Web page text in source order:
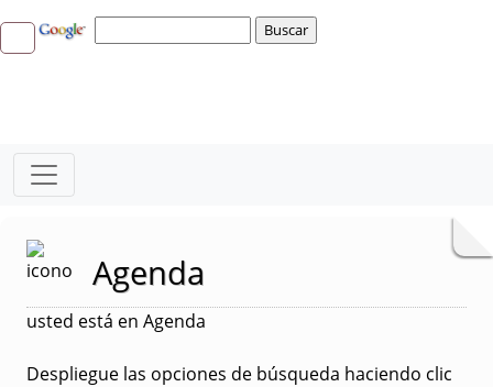
Agenda
usted está en Agenda
Despliegue las opciones de búsqueda haciendo clic